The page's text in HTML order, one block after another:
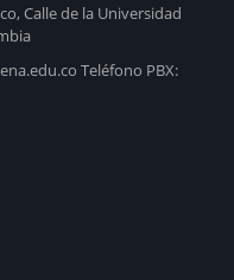
Calle de la Universidad
Teléfono PBX: